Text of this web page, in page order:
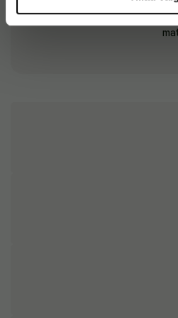
Brugsegnet